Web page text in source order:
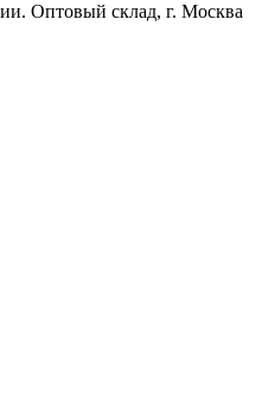
Оптовый склад, г. Москва